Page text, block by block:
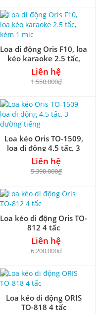
Loa di động Oris F10, loa
kéo karaoke 2.5 tấc,
kèm 1 mic
Liên hệ
1.550.000₫
Loa kéo Oris TO-1509,
loa di động 4.5 tấc, 3
đường tiếng
Liên hệ
5.390.000₫
Loa kéo di động Oris TO-
812 4 tấc
Liên hệ
6.200.000₫
Loa kéo di động ORIS
TO-818 4 tấc